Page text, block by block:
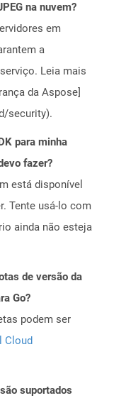
na nuvem?
em
a
Leia mais
da Aspose]
security).
para minha
fazer?
está disponível
Tente usá-lo com
ainda não esteja
de versão da
Go?
podem ser
Cloud
suportados